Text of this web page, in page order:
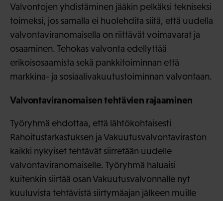
Valvontojen yhdistäminen jääkin pelkäksi tekniseksi
toimeksi, jos samalla ei huolehdita siitä, että uudella
valvontaviranomaisella on riittävät voimavarat ja
osaaminen. Tehokas valvonta edellyttää
erikoisosaamista sekä pankkitoiminnan että
markkina- ja sosiaalivakuutustoiminnan valvontaan.
Valvontaviranomaisen tehtävien rajaaminen
Työryhmä ehdottaa, että lähtökohtaisesti
Rahoitustarkastuksen ja Vakuutusvalvontaviraston
kaikki nykyiset tehtävät siirretään uudelle
valvontaviranomaiselle. Työryhmä haluaisi
kuitenkin siirtää osan Vakuutusvalvonnalle nyt
kuuluvista tehtävistä siirtymäajan jälkeen muille